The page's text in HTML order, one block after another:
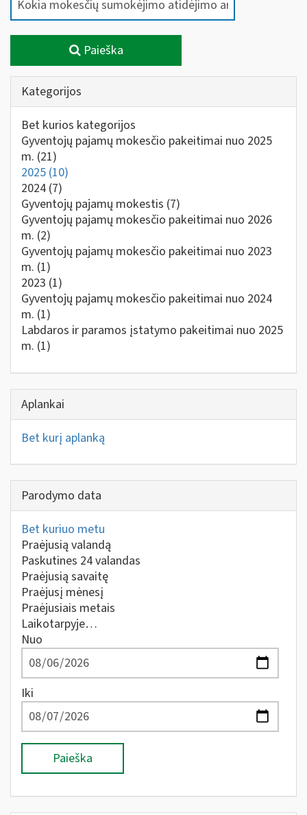
Paieška
Kategorijos
Bet kurios kategorijos
Gyventojų pajamų mokesčio pakeitimai nuo 2025
m. (21)
2025 (10)
2024 (7)
Gyventojų pajamų mokestis (7)
Gyventojų pajamų mokesčio pakeitimai nuo 2026
m. (2)
Gyventojų pajamų mokesčio pakeitimai nuo 2023
m. (1)
2023 (1)
Gyventojų pajamų mokesčio pakeitimai nuo 2024
m. (1)
Labdaros ir paramos įstatymo pakeitimai nuo 2025
m. (1)
Aplankai
Bet kurį aplanką
Parodymo data
Bet kuriuo metu
Praėjusią valandą
Paskutines 24 valandas
Praėjusią savaitę
Praėjusį mėnesį
Praėjusiais metais
Laikotarpyje…
Nuo
Iki
Paieška